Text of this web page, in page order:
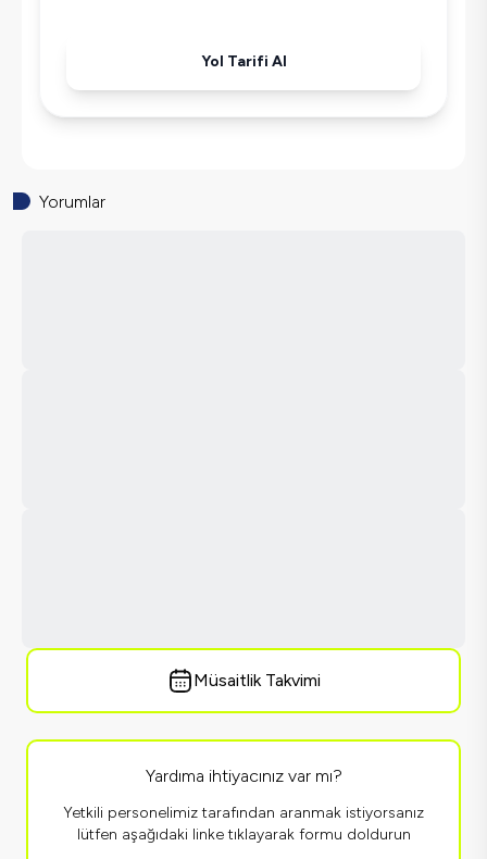
Yol Tarifi Al
Yorumlar
Müsaitlik Takvimi
Yardıma ihtiyacınız var mı?
Yetkili personelimiz tarafından aranmak istiyorsanız
lütfen aşağıdaki linke tıklayarak formu doldurun